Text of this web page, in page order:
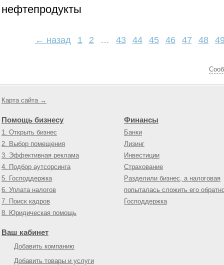
нефтепродукты
← назад 1 2 … 43 44 45 46 47 48
Карта сайта →
Помощь бизнесу
1. Открыть бизнес
2. Выбор помещения
3. Эффективная реклама
4. Подбор аутсорсинга
5. Господдержка
6. Уплата налогов
7. Поиск кадров
8. Юридическая помощь
Финансы
Банки
Лизинг
Инвестиции
Страхование
Разделили бизнес, а налоговая
попыталась сложить его
Господдержка
Ваш кабинет
Добавить компанию
Добавить товары и услуги